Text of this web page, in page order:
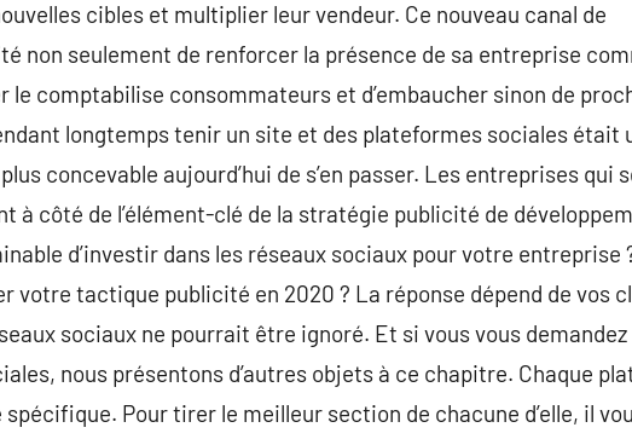
cibles et multiplier leur vendeur. Ce nouveau canal de
non seulement de renforcer la présence de sa entreprise
le comptabilise consommateurs et d’embaucher sinon de
longtemps tenir un site et des plateformes sociales était
concevable aujourd’hui de s’en passer. Les entreprises qui
côté de l’élément-clé de la stratégie publicité de
d’investir dans les réseaux sociaux pour votre entreprise
tactique publicité en 2020 ? La réponse dépend de vos
sociaux ne pourrait être ignoré. Et si vous vous demandez
nous présentons d’autres objets à ce chapitre. Chaque
Pour tirer le meilleur section de chacune d’elle, il